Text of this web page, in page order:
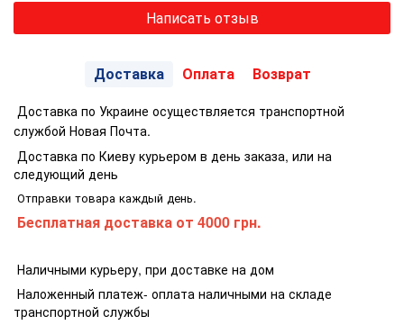
Написать отзыв
Доставка Оплата Возврат
Доставка по Украине осуществляется транспортной
службой Новая Почта.
Доставка по Киеву курьером в день заказа, или на
следующий день
Отправки товара каждый день.
Бесплатная доставка от 4000 грн.
Наличными курьеру, при доставке на дом
Наложенный платеж- оплата наличными на складе
транспортной службы